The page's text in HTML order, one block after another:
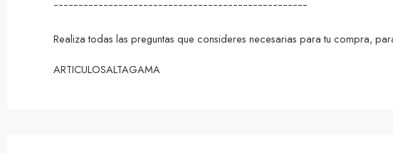
¯¯¯¯¯¯¯¯¯¯¯¯¯¯¯¯¯¯¯¯¯¯¯¯¯¯¯¯¯¯¯¯¯¯¯¯¯¯¯¯¯¯¯¯¯¯¯¯¯¯¯
Realiza todas las preguntas que consideres necesarias para tu compra,
ARTICULOSALTAGAMA